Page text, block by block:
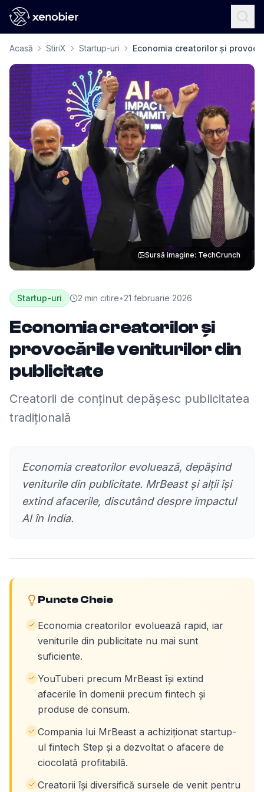
Acasă StiriX Startup-uri Economia creatorilor și
Sursă imagine: TechCrunch
Startup-uri 2 min citire•21 februarie 2026
Economia creatorilor și
provocările veniturilor din
publicitate
Creatorii de conținut depășesc publicitatea
tradițională
Economia creatorilor evoluează, depășind
veniturile din publicitate. MrBeast și alții își
extind afacerile, discutând despre impactul
AI în India.
Puncte Cheie
Economia creatorilor evoluează rapid, iar
veniturile din publicitate nu mai sunt
suficiente.
YouTuberi precum MrBeast își extind
afacerile în domenii precum fintech și
produse de consum.
Compania lui MrBeast a achiziționat startup-
ul fintech Step și a dezvoltat o afacere de
ciocolată profitabilă.
Creatorii își diversifică sursele de venit pentru